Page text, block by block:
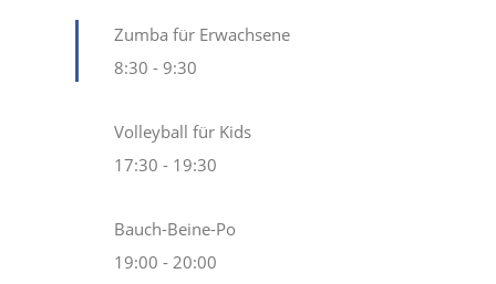
Zumba für Erwachsene
8:30 - 9:30
Volleyball für Kids
17:30 - 19:30
Bauch-Beine-Po
19:00 - 20:00